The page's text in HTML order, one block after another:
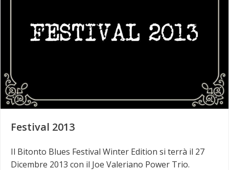
Festival 2013
Il Bitonto Blues Festival Winter Edition si terrà il 27
Dicembre 2013 con il Joe Valeriano Power Trio.